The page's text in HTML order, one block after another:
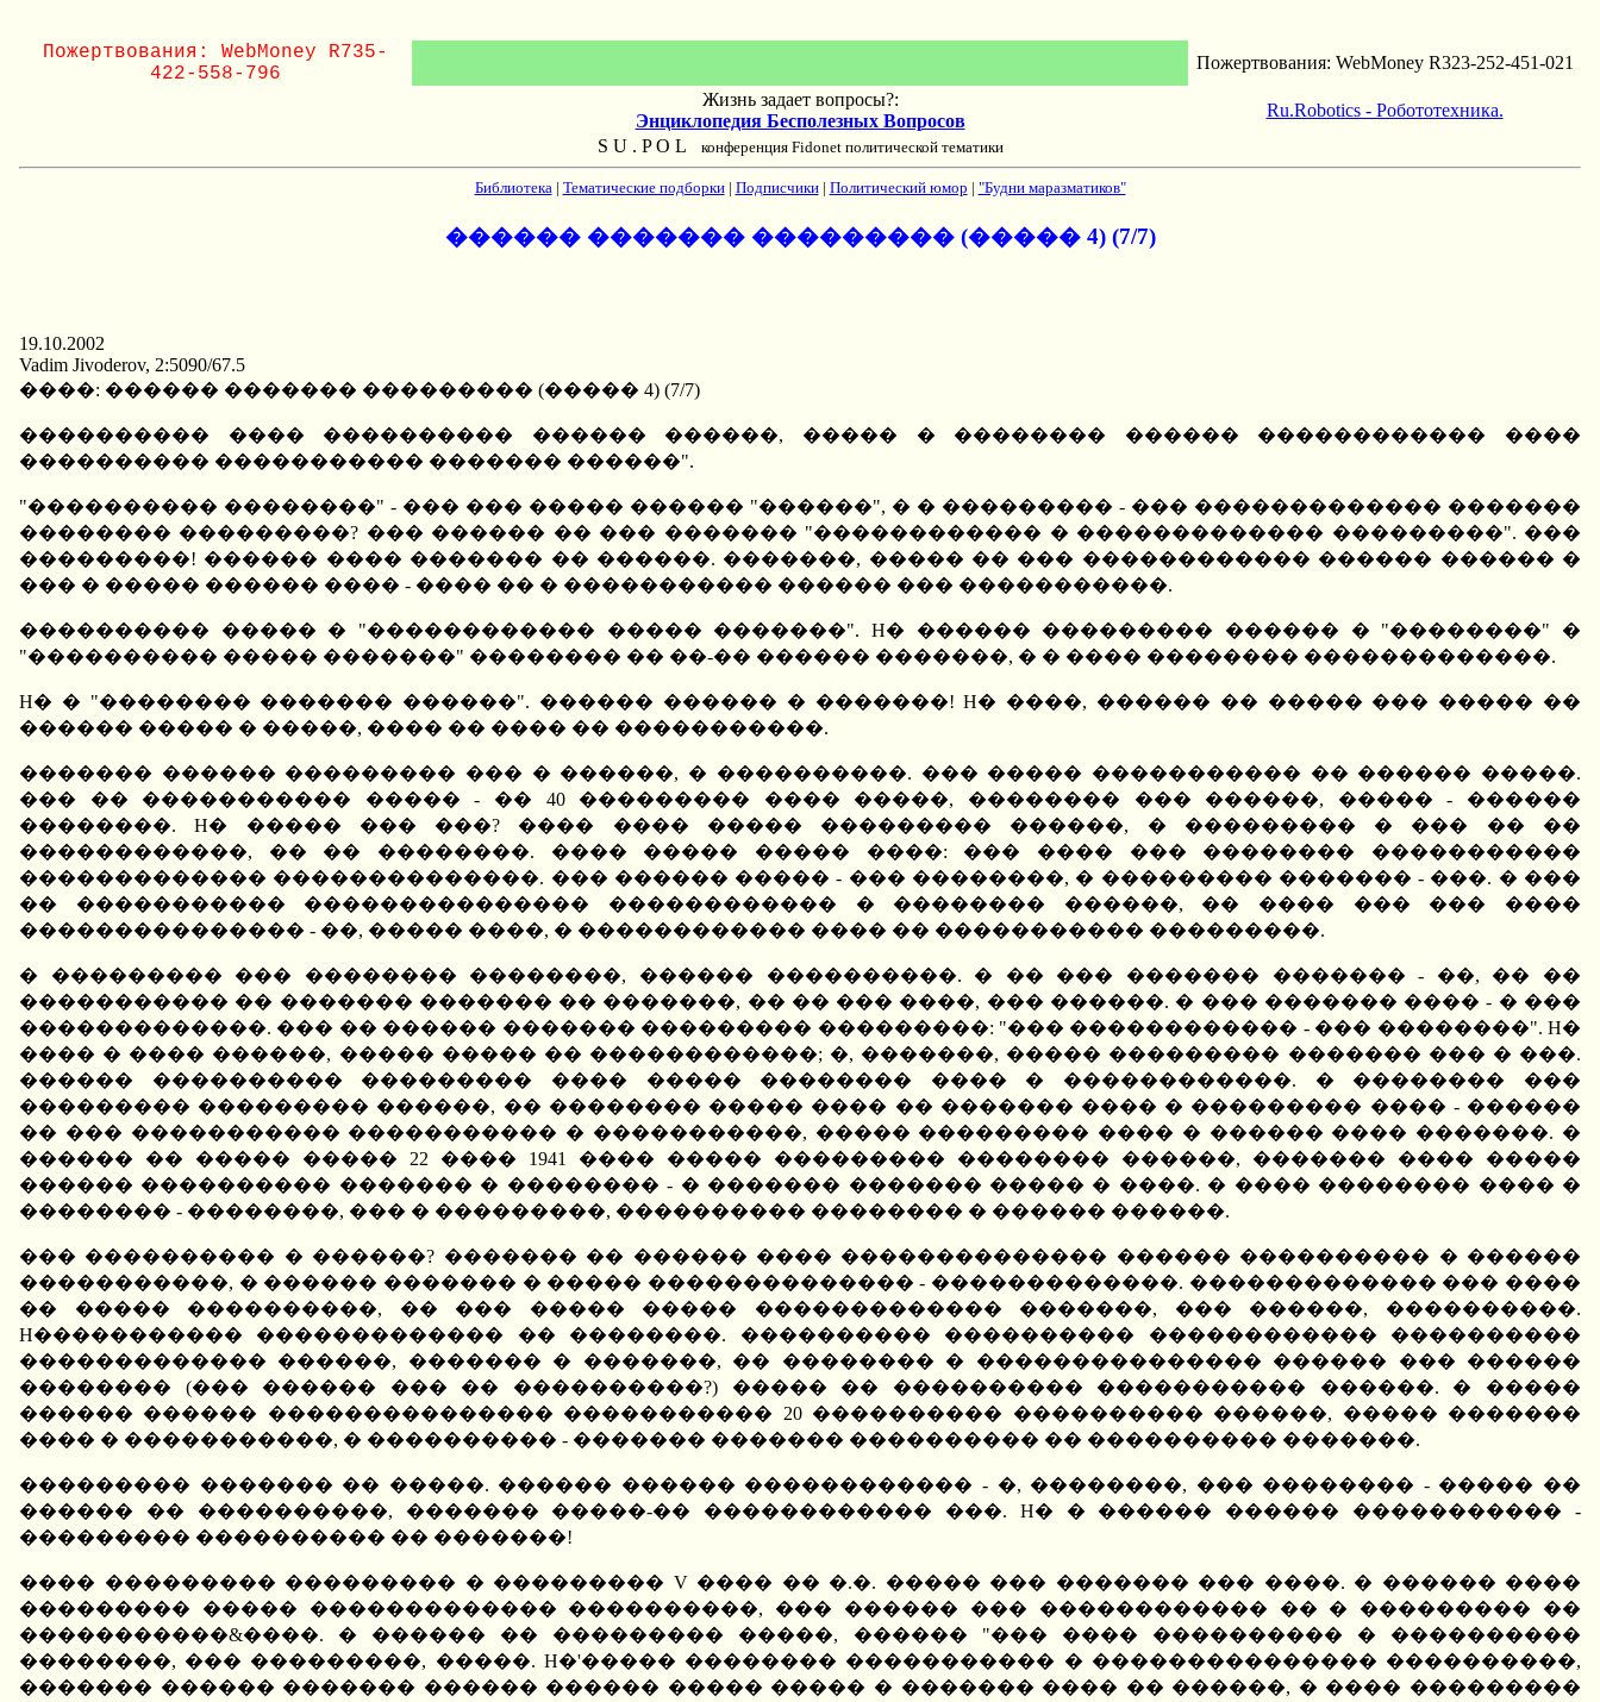
Пожертвования: WebMoney R735-
422-558-796
Пожертвования: WebMoney R323-252-451-021
Жизнь задает вопросы?:
Энциклопедия Бесполезных Вопросов
Ru.Robotics - Робототехника.
S U . P O L конференция Fidonet политической тематики
Библиотека| Тематические подборки| Подписчики| Политический юмор | "Будни маразматиков"
������ ������� ��������� (����� 4) (7/7)
19.10.2002
Vadim Jivoderov, 2:5090/67.5
����: ������ ������� ��������� (����� 4) (7/7)
���������� ���� ���������� ������ ������, ����� � �������� ������ ������������ ����
���������� ����������� ������� ������".
"���������� ��������" - ��� ��� ����� ������ "������", � � ��������� - ��� ������������� �������
�������� ���������? ��� ������ �� ��� ������� "������������ � ������������� ���������". ���
���������! ������ ���� ������� �� ������. �������, ����� �� ��� ������������ ������ ������ �
��� � ����� ������ ���� - ���� �� � ����������� ������ ��� �����������.
���������� ����� � "������������ ����� �������". H� ������ ��������� ������ � "��������" �
"���������� ����� �������" �������� �� ��-�� ������ �������, � � ���� �������� �������������.
H� � "�������� ������� ������". ������ ������ � �������! H� ����, ������ �� ����� ��� ����� ��
������ ����� � �����, ���� �� ���� �� �����������.
������� ������ ��������� ��� � ������, � ����������. ��� ����� ����������� �� ������ �����.
��� �� ����������� ����� - �� 40 ��������� ���� �����, �������� ��� ������, ����� - ������
��������. H� ����� ��� ���? ���� ���� ����� ��������� ������, � ��������� � ��� �� ��
������������, �� �� ��������. ���� ����� ����� ����: ��� ���� ��� �������� �����������
������������� ��������������. ��� ������ ����� - ��� ��������, � ��������� ������� - ���. � ���
�� ����������� ��������������� ������������ � �������� ������, �� ���� ��� ��� ����
��������������� - ��, ����� ����, � ������������ ���� �� ����������� ���������.
� ��������� ��� �������� ��������, ������ ����������. � �� ��� ������� ������� - ��, �� ��
����������� �� ������� ������� �� �������, �� �� ��� ����, ��� ������. � ��� ������� ���� - � ���
�������������. ��� �� ������ ������� ��������� ���������: "��� ������������ - ��� ��������". H�
���� � ���� ������, ����� ����� �� ������������; �, �������, ����� ��������� ������� ��� � ���.
������ ���������� ��������� ���� ����� �������� ���� � ������������. � �������� ���
��������� ��������� ������, �� �������� ����� ���� �� ������� ���� � ��������� ���� - ������
�� ��� ����������� ����������� � �����������, ����� ��������� ���� � ������ ���� �������. �
������ �� ����� ����� 22 ���� 1941 ���� ����� ��������� �������� ������, ������� ���� �����
������ ���������� ������� � �������� - � ������� ������� ����� � ����. � ���� �������� ���� �
�������� - ��������, ��� � ���������, ���������� �������� � ������ ������.
��� ���������� � ������? ������� �� ������ ���� �������������� ������ ���������� � ������
�����������, � ������ ������� � ����� �������������� - �������������. ������������� ��� ����
�� ����� ����������, �� ��� ����� ����� ������������� �������, ��� ������, ����������.
H����������� ������������� �� ��������. ���������� ���������� ������������ ����������
������������� ������, ������� � �������, �� �������� � ��������������� ������ ��� ������
�������� (��� ������ ��� �� ����������?) ����� �� ���������� ����������� ������. � �����
������ ������ ��������������� ����������� 20 ���������� ���������� ������, ����� �������
���� � �����������, � ���������� - ������� ������� ���������� �� ���������� �������.
��������� ������� �� �����. ������ ������ ������������ - �, ��������, ��� �������� - ����� ��
������ �� ����������, ������� �����-�� ������������ ���. H� � ������ ������ ����������� -
��������� ���������� �� �������!
���� ��������� ��������� � ��������� V ���� �� �.�. ����� ��� ������� ��� ����. � ������ ����
��������� ����� ������������� ����������, ��� ������ ��� ������������ �� � ��������� ��
�����������&����. � ������ �� ��������� �����, ������ "��� ���� ���������� � ����������
��������, ��� ���������, �����. H�'����� �������� ����������� � ��������������� ����������,
������� ������ ������� ������ ������ ����� ����� � ������� ���� �� ������, � ���� ���������